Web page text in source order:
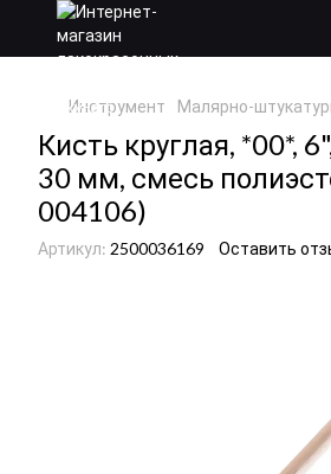
Инструмент Малярно-
Кисть круглая, *00*,
30 мм, смесь
004106)
Артикул: 2500036169 Оставить